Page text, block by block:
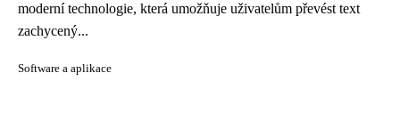
moderní technologie, která umožňuje uživatelům převést text
zachycený...
Software a aplikace